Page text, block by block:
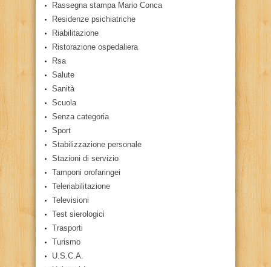
Rassegna stampa Mario Conca
Residenze psichiatriche
Riabilitazione
Ristorazione ospedaliera
Rsa
Salute
Sanità
Scuola
Senza categoria
Sport
Stabilizzazione personale
Stazioni di servizio
Tamponi orofaringei
Teleriabilitazione
Televisioni
Test sierologici
Trasporti
Turismo
U.S.C.A.